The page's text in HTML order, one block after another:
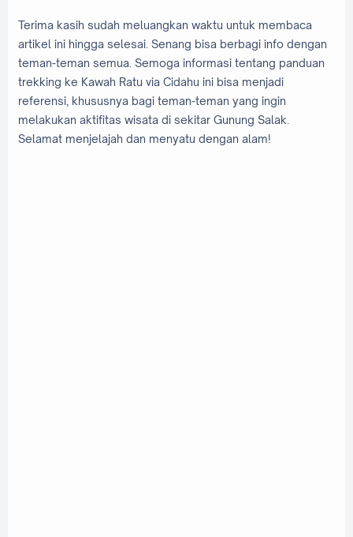
Terima kasih sudah meluangkan waktu untuk membaca
artikel ini hingga selesai. Senang bisa berbagi info dengan
teman-teman semua. Semoga informasi tentang panduan
trekking ke Kawah Ratu via Cidahu ini bisa menjadi
referensi, khususnya bagi teman-teman yang ingin
melakukan aktifitas wisata di sekitar Gunung Salak.
Selamat menjelajah dan menyatu dengan alam!